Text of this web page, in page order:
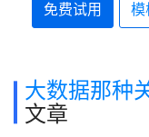
免费试用 模
大数据那种
文章